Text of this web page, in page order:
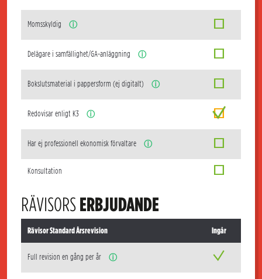
Momsskyldig ⓘ
Delägare i samfällighet/GA-anläggning ⓘ
Bokslutsmaterial i pappersform (ej digitalt) ⓘ
Redovisar enligt K3 ⓘ
Har ej professionell ekonomisk förvaltare ⓘ
Konsultation
RÄVISORSERBJUDANDE
Rävisor Standard Årsrevision Ingår
Full revision en gång per år ⓘ